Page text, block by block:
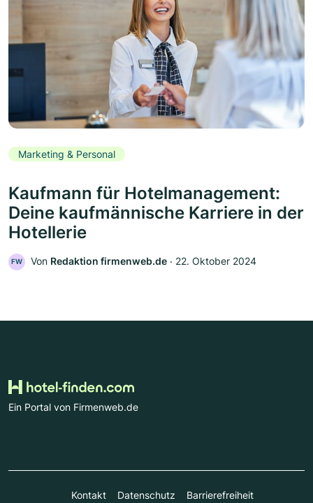
Marketing & Personal
Kaufmann für Hotelmanagement:
Deine kaufmännische Karriere in der
Hotellerie
FW Von Redaktion firmenweb.de ‧ 22. Oktober 2024
Ein Portal von Firmenweb.de
Kontakt Datenschutz Barrierefreiheit